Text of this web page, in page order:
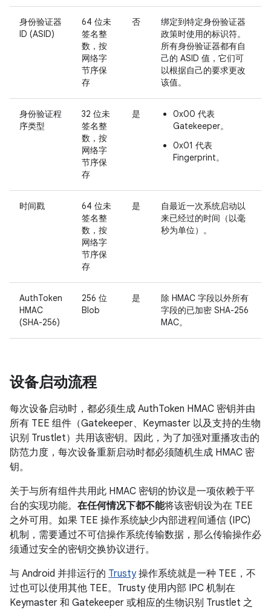
身份验证器
ID (ASID)
64 位未
签名整
数，按
网络字
节序保
存
否
绑定到特定身份验证器
政策时使用的标识符。
所有身份验证器都有自
己的 ASID 值，它们可
以根据自己的要求更改
该值。
身份验证程
序类型
32 位未
签名整
数，按
网络字
节序保
存
是
0x00 代表
Gatekeeper。
0x01 代表
Fingerprint。
时间戳
64 位未
签名整
数，按
网络字
节序保
存
是
自最近一次系统启动以
来已经过的时间（以毫
秒为单位）。
AuthToken
HMAC
(SHA-256)
256 位
Blob
是
除 HMAC 字段以外所有
字段的已加密 SHA-256
MAC。
设备启动流程
每次设备启动时，都必须生成 AuthToken HMAC 密钥并由
所有 TEE 组件（Gatekeeper、Keymaster 以及支持的生物
识别 Trustlet）共用该密钥。因此，为了加强对重播攻击的
防范力度，每次设备重新启动时都必须随机生成 HMAC 密
钥。
关于与所有组件共用此 HMAC 密钥的协议是一项依赖于平
台的实现功能。 在任何情况下都不能将该密钥设为在 TEE
之外可用。如果 TEE 操作系统缺少内部进程间通信 (IPC)
机制，需要通过不可信操作系统传输数据，那么传输操作必
须通过安全的密钥交换协议进行。
与 Android 并排运行的 Trusty操作系统就是一种 TEE，不
过也可以使用其他 TEE。Trusty 使用内部 IPC 机制在
Keymaster 和 Gatekeeper 或相应的生物识别 Trustlet 之